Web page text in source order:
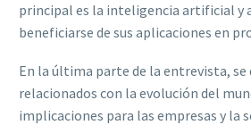
principal es la inteligencia artificial y
beneficiarse de sus aplicaciones en
En la última parte de la entrevista,
relacionados con la evolución del
implicaciones para las empresas y la